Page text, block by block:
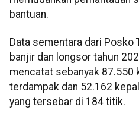
bantuan.
Data sementara dari Posko
banjir dan longsor tahun
mencatat sebanyak 87.550
terdampak dan 52.162
yang tersebar di 184 titik.